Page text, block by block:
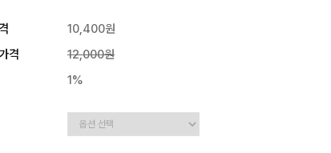
10,400원
격
12,000원
1%